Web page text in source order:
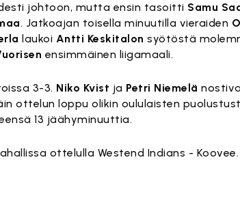
johtoon, mutta ensin tasoitti Samu
. Jatkoajan toisella minuutilla vieraiden
laukoi Antti Keskitalon syötöstä
ensimmäinen liigamaali.
3-3. Niko Kvist ja Petri Niemelä
ottelun loppu olikin oululaisten
13 jäähyminuuttia.
ottelulla Westend Indians - Koovee.